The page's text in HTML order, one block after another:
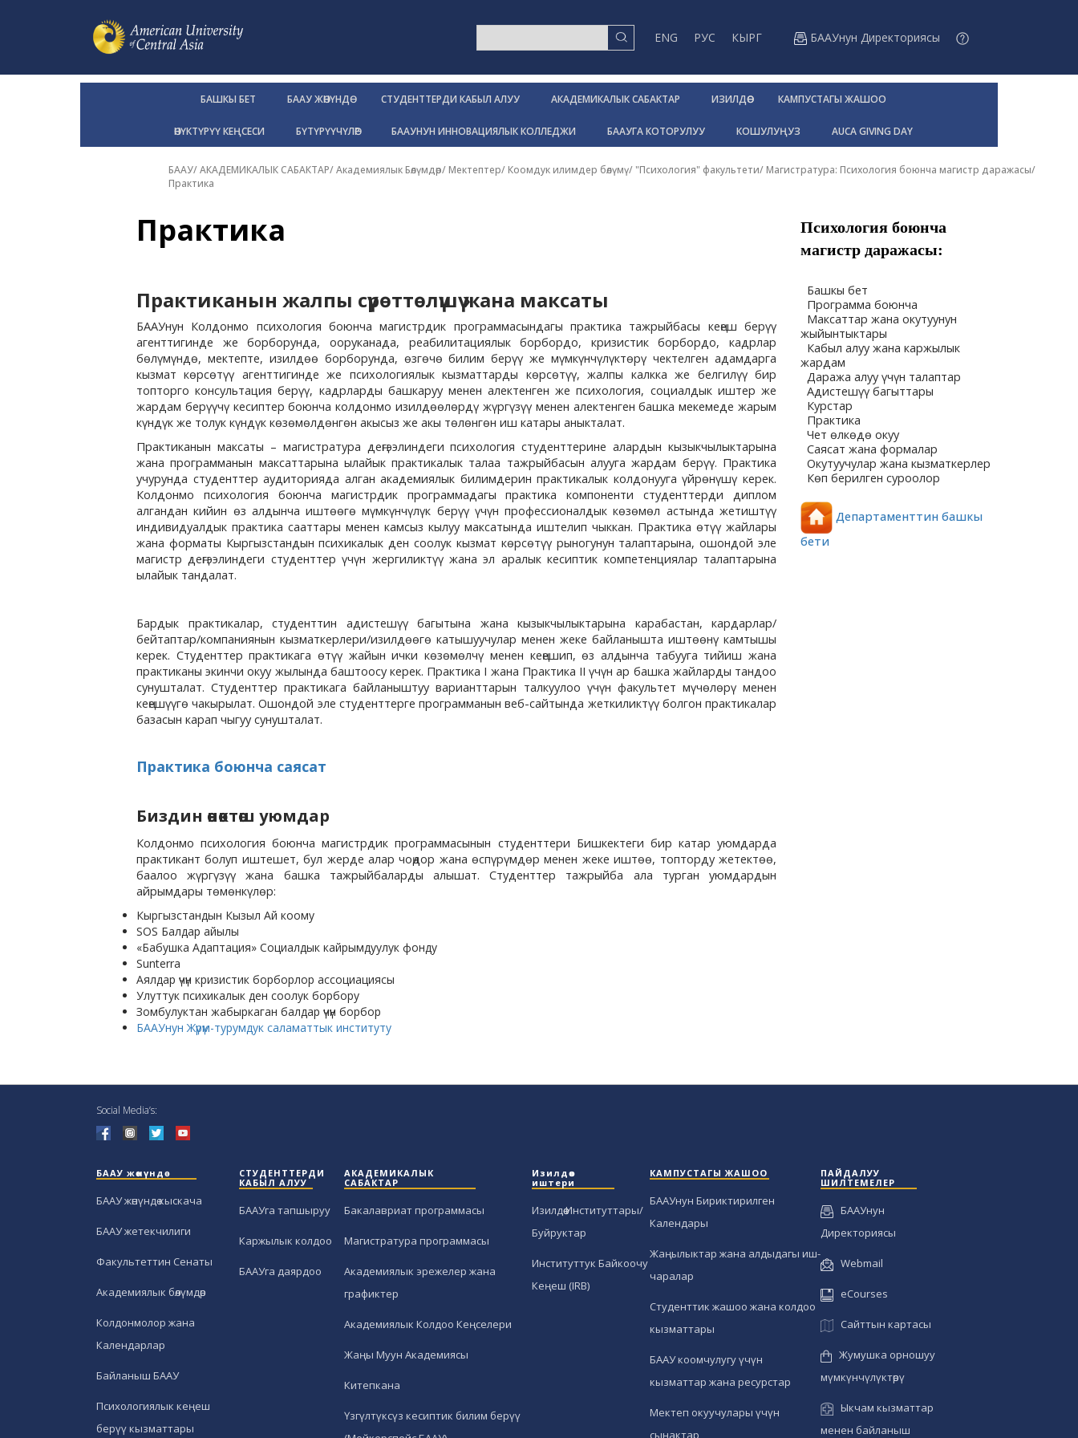
ENG РУС КЫРГ БААУнун Директориясы
БАШКЫ БЕТ БААУ ЖӨНҮНДӨ СТУДЕНТТЕРДИ КАБЫЛ АЛУУ АКАДЕМИКАЛЫК САБАКТАР ИЗИЛДӨӨ КАМПУСТАГЫ ЖАШОО
ӨНҮКТҮРҮҮ КЕҢСЕСИ БҮТҮРҮҮЧҮЛӨР БААУНУН ИННОВАЦИЯЛЫК КОЛЛЕДЖИ БААУГА КОТОРУЛУУ КОШУЛУҢУЗ AUCA GIVING DAY
БААУ/АКАДЕМИКАЛЫК САБАКТАР/Академиялык Бөлүмдөр/ Мектептер/Коомдук илимдер бөлүмү/ "Психология" факультети/Магистратура: Психология боюнча магистр даражасы/
Практика
Практика
Практиканын жалпы сүрөттөлүшү жана максаты
БААУнун Колдонмо психология боюнча магистрдик программасындагы практика тажрыйбасы кеңеш берүү
агенттигинде же борборунда, ооруканада, реабилитациялык борбордо, кризистик борбордо, кадрлар
бөлүмүндө, мектепте, изилдөө борборунда, өзгөчө билим берүү же мүмкүнчүлүктөрү чектелген адамдарга
кызмат көрсөтүү агенттигинде же психологиялык кызматтарды көрсөтүү, жалпы калкка же белгилүү бир
топторго консультация берүү, кадрларды башкаруу менен алектенген же психология, социалдык иштер же
жардам берүүчү кесиптер боюнча колдонмо изилдөөлөрдү жүргүзүү менен алектенген башка мекемеде жарым
күндүк же толук күндүк көзөмөлдөнгөн акысыз же акы төлөнгөн иш катары аныкталат.
Практиканын максаты – магистратура деңгээлиндеги психология студенттерине алардын кызыкчылыктарына
жана программанын максаттарына ылайык практикалык талаа тажрыйбасын алууга жардам берүү. Практика
учурунда студенттер аудиторияда алган академиялык билимдерин практикалык колдонууга үйрөнүшү керек.
Колдонмо психология боюнча магистрдик программадагы практика компоненти студенттерди диплом
алгандан кийин өз алдынча иштөөгө мүмкүнчүлүк берүү үчүн профессионалдык көзөмөл астында жетиштүү
индивидуалдык практика сааттары менен камсыз кылуу максатында иштелип чыккан. Практика өтүү жайлары
жана форматы Кыргызстандын психикалык ден соолук кызмат көрсөтүү рыногунун талаптарына, ошондой эле
магистр деңгээлиндеги студенттер үчүн жергиликтүү жана эл аралык кесиптик компетенциялар талаптарына
ылайык тандалат.
Бардык практикалар, студенттин адистешүү багытына жана кызыкчылыктарына карабастан, кардарлар/
бейтаптар/компаниянын кызматкерлери/изилдөөгө катышуучулар менен жеке байланышта иштөөнү камтышы
керек. Студенттер практикага өтүү жайын ички көзөмөлчү менен кеңешип, өз алдынча табууга тийиш жана
практиканы экинчи окуу жылында баштоосу керек. Практика I жана Практика II үчүн ар башка жайларды тандоо
сунушталат. Студенттер практикага байланыштуу варианттарын талкуулоо үчүн факультет мүчөлөрү менен
кеңешүүгө чакырылат. Ошондой эле студенттерге программанын веб-сайтында жеткиликтүү болгон практикалар
базасын карап чыгуу сунушталат.
Практика боюнча саясат
Биздин өнөктөш уюмдар
Колдонмо психология боюнча магистрдик программасынын студенттери Бишкектеги бир катар уюмдарда
практикант болуп иштешет, бул жерде алар чоңдор жана өспүрүмдөр менен жеке иштөө, топторду жетектөө,
баалоо жүргүзүү жана башка тажрыйбаларды алышат. Студенттер тажрыйба ала турган уюмдардын
айрымдары төмөнкүлөр:
Кыргызстандын Кызыл Ай коому
SOS Балдар айылы
«Бабушка Адаптация» Социалдык кайрымдуулук фонду
Sunterra
Аялдар үчүн кризистик борборлор ассоциациясы
Улуттук психикалык ден соолук борбору
Зомбулуктан жабыркаган балдар үчүн борбор
БААУнун Жүрүм-турумдук саламаттык институту
Психология боюнча
магистр даражасы:
Башкы бет
Программа боюнча
Максаттар жана окутуунун
жыйынтыктары
Кабыл алуу жана каржылык
жардам
Даража алуу үчүн талаптар
Адистешүү багыттары
Курстар
Практика
Чет өлкөдө окуу
Саясат жана формалар
Окутуучулар жана кызматкерлер
Көп берилген суроолор
Департаменттин башкы
бети
Social Media’s:
БААУ жөнүндө
БААУ жөнүндө кыскача
БААУ жетекчилиги
Факультеттин Сенаты
Академиялык бөлүмдөр
Колдонмолор жана
Календарлар
Байланыш БААУ
Психологиялык кеңеш
берүү кызматтары
СТУДЕНТТЕРДИ
КАБЫЛ АЛУУ
БААУга тапшыруу
Каржылык колдоо
БААУга даярдоо
АКАДЕМИКАЛЫК
САБАКТАР
Бакалавриат программасы
Магистратура программасы
Академиялык эрежелер жана
графиктер
Академиялык Колдоо Кеңселери
Жаңы Муун Академиясы
Китепкана
Үзгүлтүксүз кесиптик билим берүү
Изилдөө
иштери
Изилдөө Институттары/
Буйруктар
Институттук Байкоочу
Кеңеш (IRB)
КАМПУСТАГЫ ЖАШОО
БААУнун Бириктирилген
Календары
Жаңылыктар жана алдыдагы иш-
чаралар
Студенттик жашоо жана колдоо
кызматтары
БААУ коомчулугу үчүн
кызматтар жана ресурстар
Мектеп окуучулары үчүн
сынактар
ПАЙДАЛУУ
ШИЛТЕМЕЛЕР
БААУнун
Директориясы
Webmail
eCourses
Сайттын картасы
Жумушка орношуу
мүмкүнчүлүктөрү
Ыкчам кызматтар
менен байланыш